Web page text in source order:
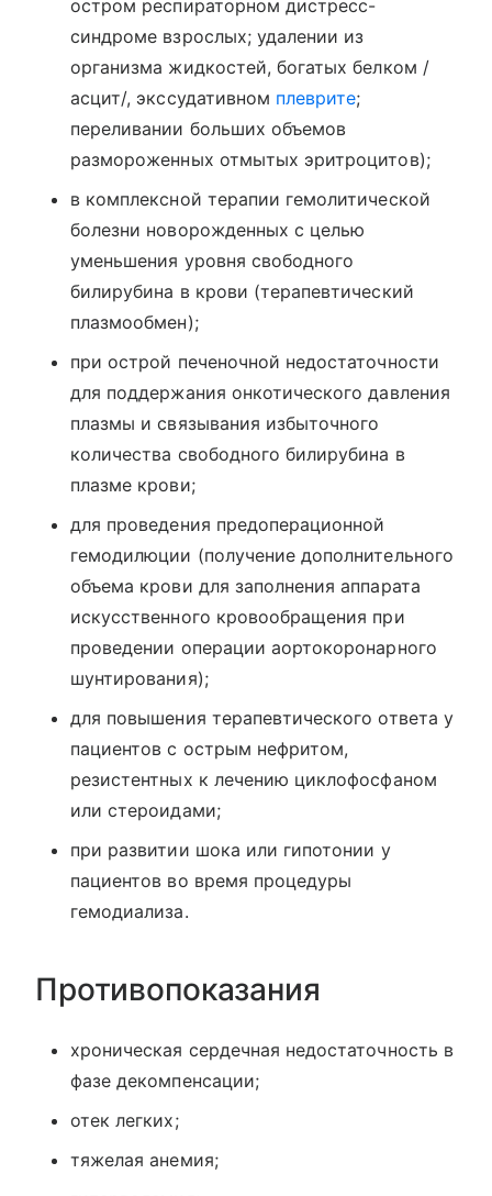
остром респираторном дистресс-
синдроме взрослых; удалении из
организма жидкостей, богатых белком /
асцит/, экссудативном плеврите;
переливании больших объемов
размороженных отмытых эритроцитов);
в комплексной терапии гемолитической
болезни новорожденных с целью
уменьшения уровня свободного
билирубина в крови (терапевтический
плазмообмен);
при острой печеночной недостаточности
для поддержания онкотического давления
плазмы и связывания избыточного
количества свободного билирубина в
плазме крови;
для проведения предоперационной
гемодилюции (получение дополнительного
объема крови для заполнения аппарата
искусственного кровообращения при
проведении операции аортокоронарного
шунтирования);
для повышения терапевтического ответа у
пациентов с острым нефритом,
резистентных к лечению циклофосфаном
или стероидами;
при развитии шока или гипотонии у
пациентов во время процедуры
гемодиализа.
Противопоказания
хроническая сердечная недостаточность в
фазе декомпенсации;
отек легких;
тяжелая анемия;